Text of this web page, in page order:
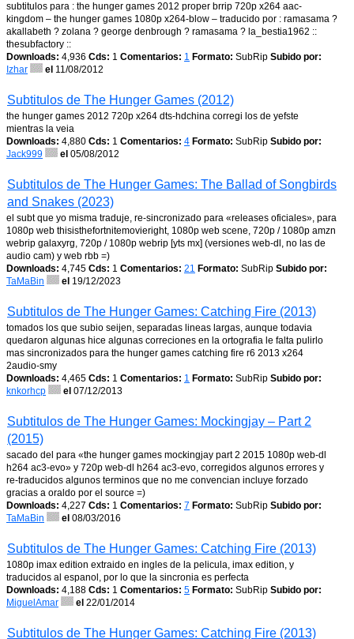
subtitulos para : the hunger games 2012 proper brrip 720p x264 aac-
kingdom – the hunger games 1080p x264-blow – traducido por : ramasama ?
akallabeth ? zolana ? george denbrough ? ramasama ? la_bestia1962 ::
thesubfactory ::
Downloads: 4,936 Cds: 1 Comentarios: 1 Formato: SubRip Subido por:
Izhar
el 11/08/2012
Subtitulos de The Hunger Games (2012)
the hunger games 2012 720p x264 dts-hdchina corregi los de yefste
mientras la veia
Downloads: 4,880 Cds: 1 Comentarios: 4 Formato: SubRip Subido por:
Jack999
el 05/08/2012
Subtitulos de The Hunger Games: The Ballad of Songbirds
and Snakes (2023)
el subt que yo misma traduje, re-sincronizado para «releases oficiales», para
1080p web thisisthefortnitemovieright, 1080p web scene, 720p / 1080p amzn
webrip galaxyrg, 720p / 1080p webrip [yts mx] (versiones web-dl, no las de
audio cam) y web rbb =)
Downloads: 4,745 Cds: 1 Comentarios: 21 Formato: SubRip Subido por:
TaMaBin
el 19/12/2023
Subtitulos de The Hunger Games: Catching Fire (2013)
tomados los que subio seijen, separadas lineas largas, aunque todavia
quedaron algunas hice algunas correciones en la ortografia le falta pulirlo
mas sincronizados para the hunger games catching fire r6 2013 x264
2audio-smy
Downloads: 4,465 Cds: 1 Comentarios: 1 Formato: SubRip Subido por:
knkorhcp
el 07/12/2013
Subtitulos de The Hunger Games: Mockingjay – Part 2
(2015)
sacado del para «the hunger games mockingjay part 2 2015 1080p web-dl
h264 ac3-evo» y 720p web-dl h264 ac3-evo, corregidos algunos errores y
re-traducidos algunos terminos que no me convencian incluye forzado
gracias a oraldo por el source =)
Downloads: 4,227 Cds: 1 Comentarios: 7 Formato: SubRip Subido por:
TaMaBin
el 08/03/2016
Subtitulos de The Hunger Games: Catching Fire (2013)
1080p imax edition extraido en ingles de la pelicula, imax edition, y
traducidos al espanol, por lo que la sincronia es perfecta
Downloads: 4,188 Cds: 1 Comentarios: 5 Formato: SubRip Subido por:
MiguelAmar
el 22/01/2014
Subtitulos de The Hunger Games: Catching Fire (2013)